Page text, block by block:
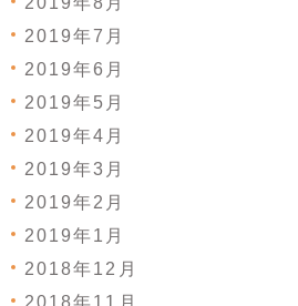
2019年7月
2019年6月
2019年5月
2019年4月
2019年3月
2019年2月
2019年1月
2018年12月
2018年11月